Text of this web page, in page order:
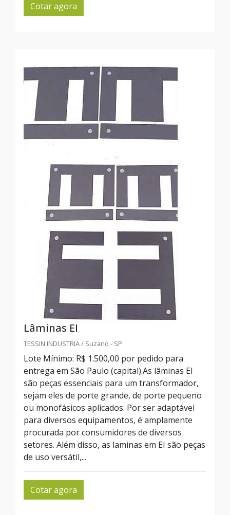
Cotar agora
Lâminas EI
TESSIN INDUSTRIA / Suzano - SP
Lote Mínimo: R$ 1.500,00 por pedido para
entrega em São Paulo (capital).As lâminas EI
são peças essenciais para um transformador,
sejam eles de porte grande, de porte pequeno
ou monofásicos aplicados. Por ser adaptável
para diversos equipamentos, é amplamente
procurada por consumidores de diversos
setores. Além disso, as laminas em EI são peças
de uso versátil,...
Cotar agora